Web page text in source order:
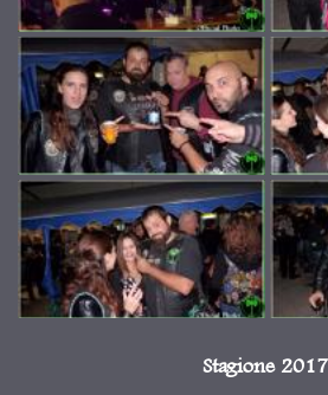
Stagione 2017